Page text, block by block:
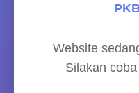
Website
Silakan